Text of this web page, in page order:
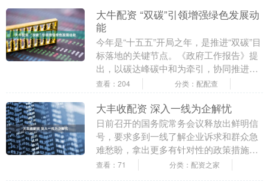
大牛配资 “双碳”引领增强绿色发展动
能
今年是“十五五”开局之年，是推进“双碳”目
标落地的关键节点。《政府工作报告》提
出，以碳达峰碳中和为牵引，协同推进降
碳、减污、扩绿、增长，增强绿色发展动
查看：204 分类：配配查
大丰收配资 深入一线为企解忧
日前召开的国务院常务会议释放出鲜明信
号，要求多到一线了解企业诉求和群众急
难愁盼，拿出更多有针对性的政策措施，
不断激发市场活力、增进民生福祉。 企业
查看：71 分类：配资之家